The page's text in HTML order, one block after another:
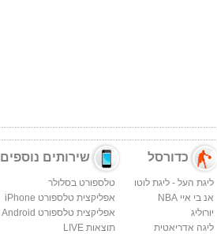
כדורסל
ליגת העל - ליגת לוטו
אנ בי איי NBA
יורוליג
ליגה אדריאטית
שירותים נוספים
טלספורט בסלולר
אפליקצית טלספורט iPhone
אפליקצית טלספורט Android
תוצאות LIVE